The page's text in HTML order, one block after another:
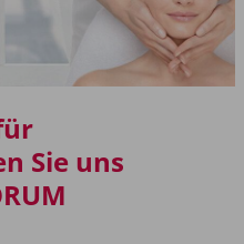
Sie uns